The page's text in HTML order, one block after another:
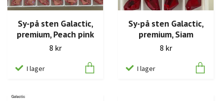
Sy-på sten Galactic,
premium, Peach pink
8 kr
I lager
Sy-på sten Galactic,
premium, Siam
8 kr
I lager